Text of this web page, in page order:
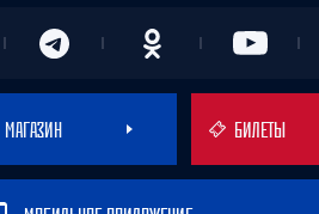
МАГАЗИН БИЛЕТЫ